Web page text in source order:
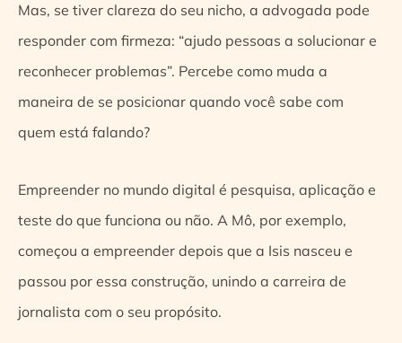
Mas, se tiver clareza do seu nicho, a advogada pode
responder com firmeza: “ajudo pessoas a solucionar e
reconhecer problemas”. Percebe como muda a
maneira de se posicionar quando você sabe com
quem está falando?
Empreender no mundo digital é pesquisa, aplicação e
teste do que funciona ou não. A Mô, por exemplo,
começou a empreender depois que a Isis nasceu e
passou por essa construção, unindo a carreira de
jornalista com o seu propósito.